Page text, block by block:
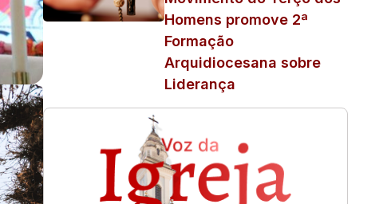
Homens promove 2ª
Formação
Arquidiocesana sobre
Liderança